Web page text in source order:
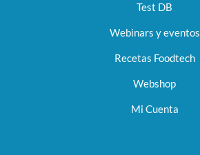
Test DB
Webinars y eventos
Recetas Foodtech
Webshop
Mi Cuenta